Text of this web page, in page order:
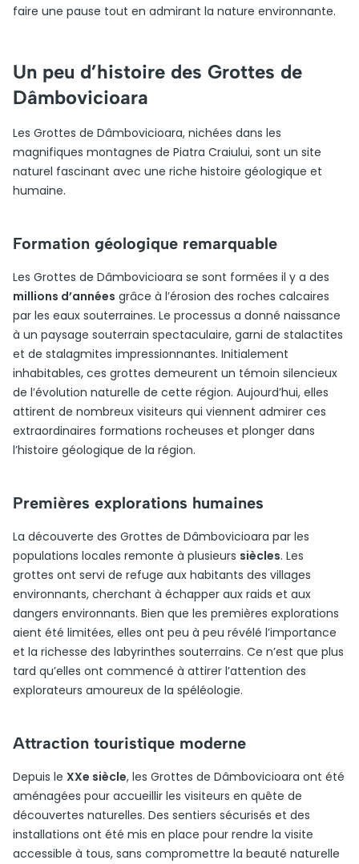
faire une pause tout en admirant la nature environnante.
Un peu d’histoire des Grottes de
Dâmbovicioara
Les Grottes de Dâmbovicioara, nichées dans les
magnifiques montagnes de Piatra Craiului, sont un site
naturel fascinant avec une riche histoire géologique et
humaine.
Formation géologique remarquable
Les Grottes de Dâmbovicioara se sont formées il y a des
millions d’années grâce à l’érosion des roches calcaires
par les eaux souterraines. Le processus a donné naissance
à un paysage souterrain spectaculaire, garni de stalactites
et de stalagmites impressionnantes. Initialement
inhabitables, ces grottes demeurent un témoin silencieux
de l’évolution naturelle de cette région. Aujourd’hui, elles
attirent de nombreux visiteurs qui viennent admirer ces
extraordinaires formations rocheuses et plonger dans
l’histoire géologique de la région.
Premières explorations humaines
La découverte des Grottes de Dâmbovicioara par les
populations locales remonte à plusieurs siècles. Les
grottes ont servi de refuge aux habitants des villages
environnants, cherchant à échapper aux raids et aux
dangers environnants. Bien que les premières explorations
aient été limitées, elles ont peu à peu révélé l’importance
et la richesse des labyrinthes souterrains. Ce n’est que plus
tard qu’elles ont commencé à attirer l’attention des
explorateurs amoureux de la spéléologie.
Attraction touristique moderne
Depuis le XXe siècle, les Grottes de Dâmbovicioara ont été
aménagées pour accueillir les visiteurs en quête de
découvertes naturelles. Des sentiers sécurisés et des
installations ont été mis en place pour rendre la visite
accessible à tous, sans compromettre la beauté naturelle